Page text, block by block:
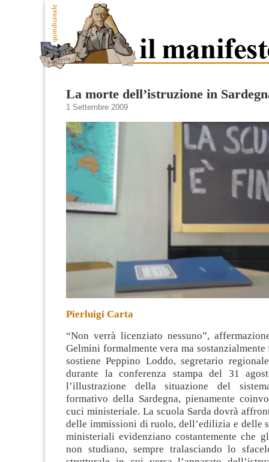
La morte dell’istruzione in
1 Settembre 2009
Pierluigi Carta
“Non verrà licenziato nessuno”,
Gelmini formalmente vera ma sostanzialmente
sostiene Peppino Loddo, segretario
durante la conferenza stampa del 31
l’illustrazione della situazione del
formativo della Sardegna, pienamente
cuci ministeriale. La scuola Sarda dovrà
delle immissioni di ruolo, dell’edilizia e delle
ministeriali evidenziano costantemente che
non studiano, sempre tralasciando lo